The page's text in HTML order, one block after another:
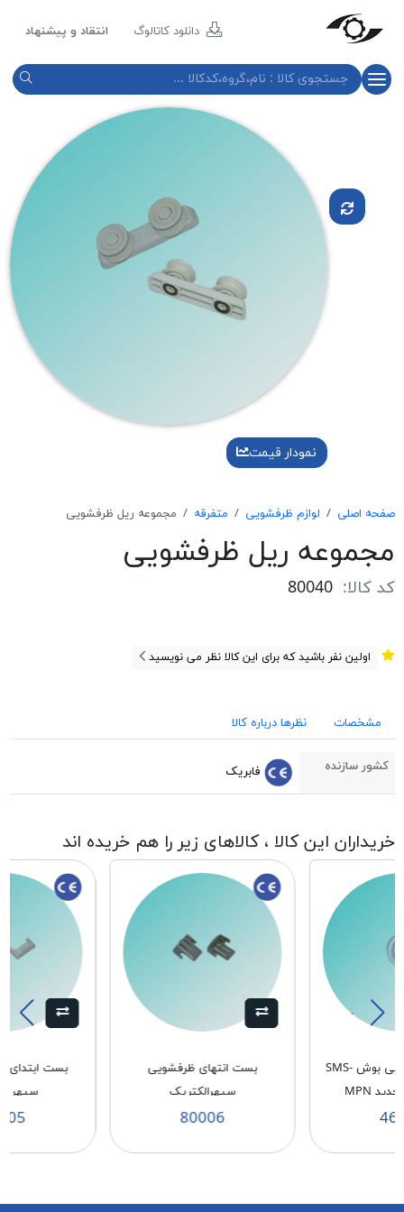
دانلود کاتالوگ انتقاد و پیشنهاد
نمودار قیمت
صفحه اصلی لوازم ظرفشویی متفرقه مجموعه ريل ظرفشويی
مجموعه ريل ظرفشويی
کد کالا: 80040
اولین نفر باشید که برای این کالا نظر می نویسید
مشخصات نظرها درباره کالا
کشور سازنده فابریک
خریداران این کالا ، کالاهای زیر را هم خریده اند
چرخ سبد ظرفشويی بوش SMS-
بست انتهای ظرفشويی
سپهرالكتريک
80006
بست ابتدای
سپهر